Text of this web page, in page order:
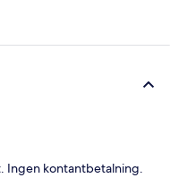
Ingen kontantbetalning.